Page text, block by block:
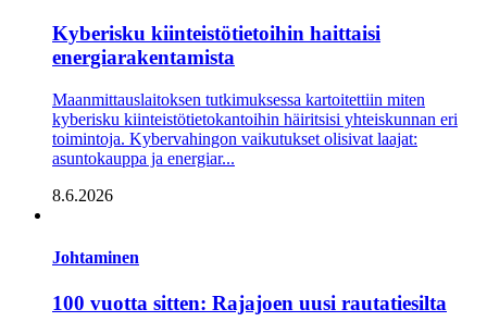
Kyberisku kiinteistötietoihin haittaisi
energiarakentamista
Maanmittauslaitoksen tutkimuksessa kartoitettiin miten
kyberisku kiinteistö­tietokantoihin häiritsisi yhteiskunnan eri
toimintoja. Kyber­vahingon vaikutukset olisivat laajat:
asuntokauppa ja energia­r...
8.6.2026
Johtaminen
100 vuotta sitten: Rajajoen uusi rautatiesilta